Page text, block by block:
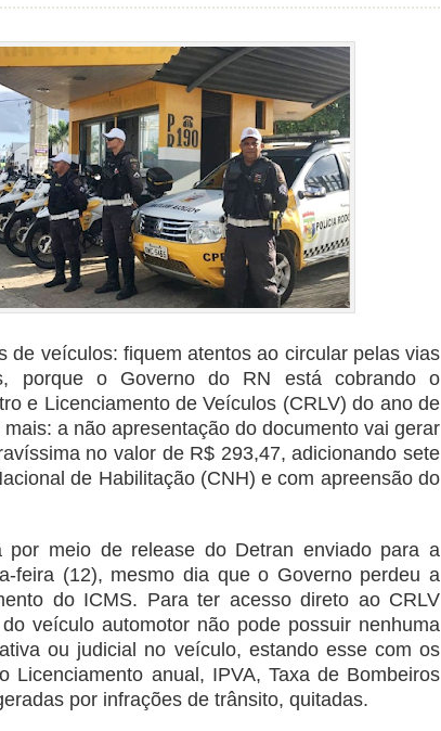
de veículos: fiquem atentos ao circular pelas vias
porque o Governo do RN está cobrando o
e Licenciamento de Veículos (CRLV) do ano de
a não apresentação do documento vai gerar
no valor de R$ 293,47, adicionando sete
de Habilitação (CNH) e com apreensão do
por meio de release do Detran enviado para a
feira (12), mesmo dia que o Governo perdeu a
do ICMS. Para ter acesso direto ao CRLV
veículo automotor não pode possuir nenhuma
ou judicial no veículo, estando esse com os
Licenciamento anual, IPVA, Taxa de Bombeiros
por infrações de trânsito, quitadas.